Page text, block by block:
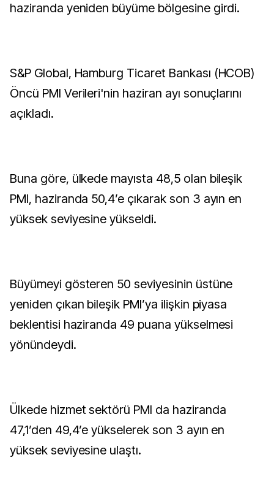
haziranda yeniden büyüme bölgesine girdi.
S&P Global, Hamburg Ticaret Bankası (HCOB)
Öncü PMI Verileri'nin haziran ayı sonuçlarını
açıkladı.
Buna göre, ülkede mayısta 48,5 olan bileşik
PMI, haziranda 50,4’e çıkarak son 3 ayın en
yüksek seviyesine yükseldi.
Büyümeyi gösteren 50 seviyesinin üstüne
yeniden çıkan bileşik PMI’ya ilişkin piyasa
beklentisi haziranda 49 puana yükselmesi
yönündeydi.
Ülkede hizmet sektörü PMI da haziranda
47,1’den 49,4’e yükselerek son 3 ayın en
yüksek seviyesine ulaştı.